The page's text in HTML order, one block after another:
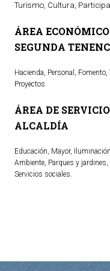
Transportes
Empleo y Seguridad
Seguridad
Servicios Provinciales
TURISMO
Qué ver
Fiestas
Entorno
Turismo, Cultura,
ÁREA
SEGUNDA
Hacienda, Personal,
Proyectos.
ÁREA DE
ALCALDÍA
Educación, Mayor,
Ambiente, Parques y
Servicios sociales.